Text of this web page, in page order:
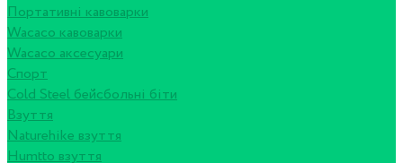
Портативні кавоварки
Wacaco кавоварки
Wacaco аксесуари
Спорт
Cold Steel бейсбольні біти
Взуття
Naturehike взуття
Humtto взуття